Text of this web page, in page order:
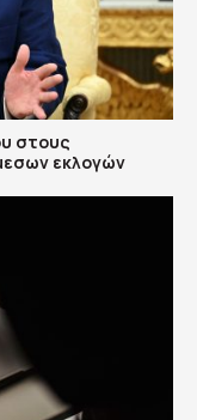
στους
εκλογών